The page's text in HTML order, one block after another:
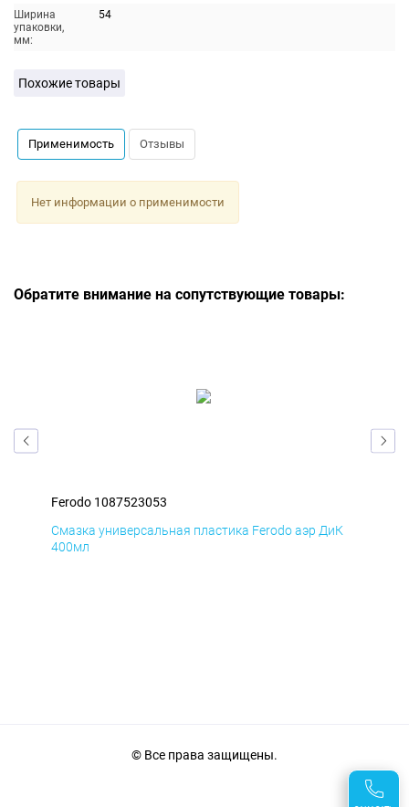
Ширина
упаковки,
мм:
54
Похожие товары
Применимость Отзывы
Нет информации о применимости
Обратите внимание на сопутствующие товары:
Ferodo 1087523053
Смазка универсальная пластика Ferodo аэр ДиК
400мл
© Все права защищены.